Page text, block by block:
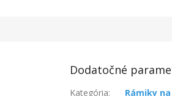
Dodatočné
Kategória:
Rámiky